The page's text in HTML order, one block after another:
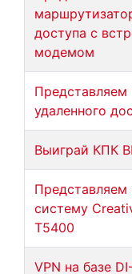
доступа с
модемом
удаленного
Выиграй КПК
Представляем
систему
T5400
VPN на базе